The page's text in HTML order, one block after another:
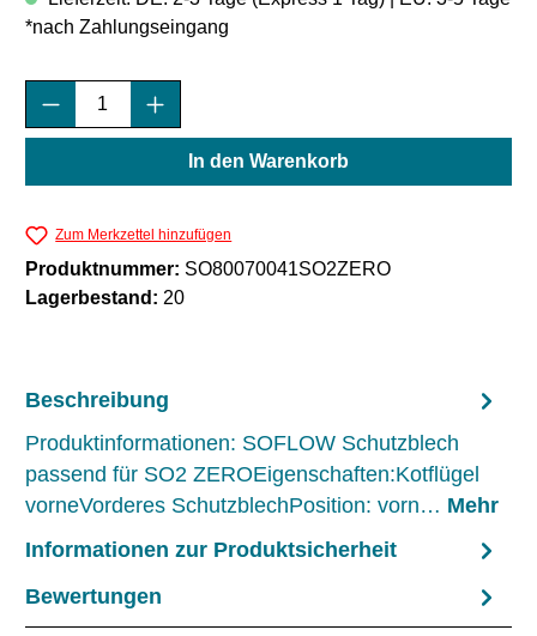
*nach Zahlungseingang
Produkt Anzahl: Gib den gewünschten
In den Warenkorb
Zum Merkzettel hinzufügen
Produktnummer: SO80070041SO2ZERO
Lagerbestand: 20
Beschreibung
Produktinformationen: SOFLOW Schutzblech
passend für SO2 ZEROEigenschaften:Kotflügel
vorneVorderes SchutzblechPosition: vorn… Mehr
Informationen zur Produktsicherheit
Bewertungen